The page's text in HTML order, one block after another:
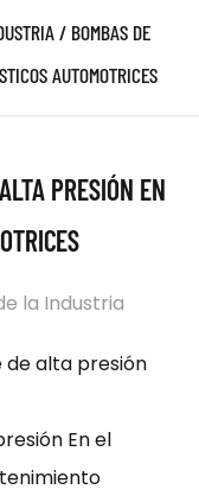
/ BOMBAS DE
AUTOMOTRICES
PRESIÓN EN
la Industria
de alta presión
En el